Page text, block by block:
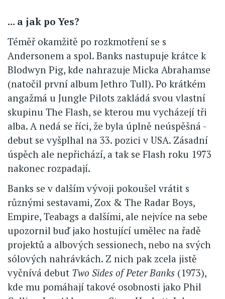
... a jak po Yes?
Téměř okamžitě po rozkmotření se s
Andersonem a spol. Banks nastupuje krátce k
Blodwyn Pig, kde nahrazuje Micka Abrahamse
(natočil první album Jethro Tull). Po krátkém
angažmá u Jungle Pilots zakládá svou vlastní
skupinu The Flash, se kterou mu vycházejí tři
alba. A nedá se říci, že byla úplně neúspěšná -
debut se vyšplhal na 33. pozici v USA. Zásadní
úspěch ale nepřichází, a tak se Flash roku 1973
nakonec rozpadají.
Banks se v dalším vývoji pokoušel vrátit s
různými sestavami, Zox & The Radar Boys,
Empire, Teabags a dalšími, ale nejvíce na sebe
upozornil buď jako hostující umělec na řadě
projektů a albových sessionech, nebo na svých
sólových nahrávkách. Z nich pak zcela jistě
vyčnívá debut Two Sides of Peter Banks (1973),
kde mu pomáhají takové osobnosti jako Phil